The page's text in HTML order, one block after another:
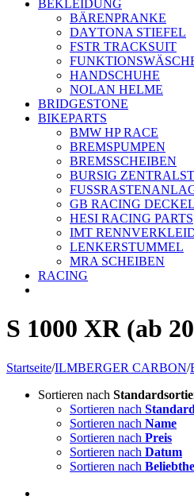
BEKLEIDUNG
BÄRENPRANKE
DAYTONA STIEFEL
FSTR TRACKSUIT
HANDSCHUHE
NOLAN HELME
BRIDGESTONE
BIKEPARTS
BMW HP RACE
BREMSPUMPEN
BREMSSCHEIBEN
BURSIG
GB RACING DECKEL
HESI RACING PARTS
IMT
LENKERSTUMMEL
MRA SCHEIBEN
RACING
S 1000 XR (ab
Startseite/ILMBERGER CARBON/
Sortieren nach
Sortieren nach
Sortieren nach Name
Sortieren nach Preis
Sortieren nach Datum
Sortieren nach